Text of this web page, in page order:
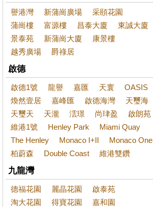
譽港灣 新蒲崗廣場
采頤花園
蒲崗樓
富源樓 昌泰大廈
東誠大廈
景泰苑
新蒲崗大廈
康景樓
越秀廣場
爵祿居
啟德
啟德1號 龍譽 嘉匯 天寰
OASIS
煥然壹居
嘉峰匯 啟德海灣
天璽海
天璽天
天瀧 澐璟 尚珒盈
啟朗苑
維港1號
Henley Park
Miami Quay
The Henley
Monaco I+II
Monaco One
柏蔚森
Double Coast 維港雙鑽
九龍灣
德福花園 麗晶花園
啟泰苑
淘大花園
得寶花園 嘉和園